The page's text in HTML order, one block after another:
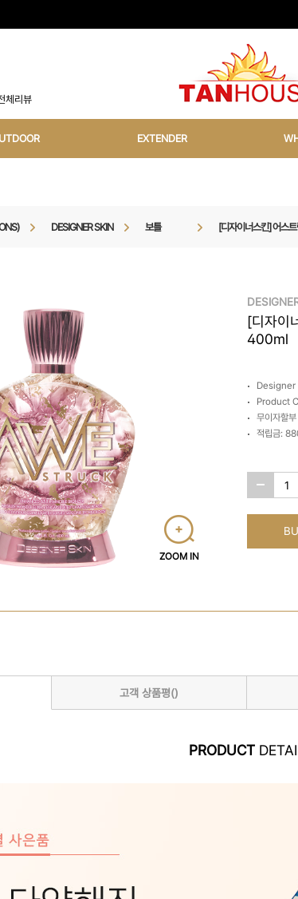
체리뷰
EXTENDER
DESIGNER SKIN 보틀 [디자이너스킨] 어스
ZOOM IN
[디자이
400ml
Designer
Product
무이자할
적립금:
고객 상품평()
PRODUCT